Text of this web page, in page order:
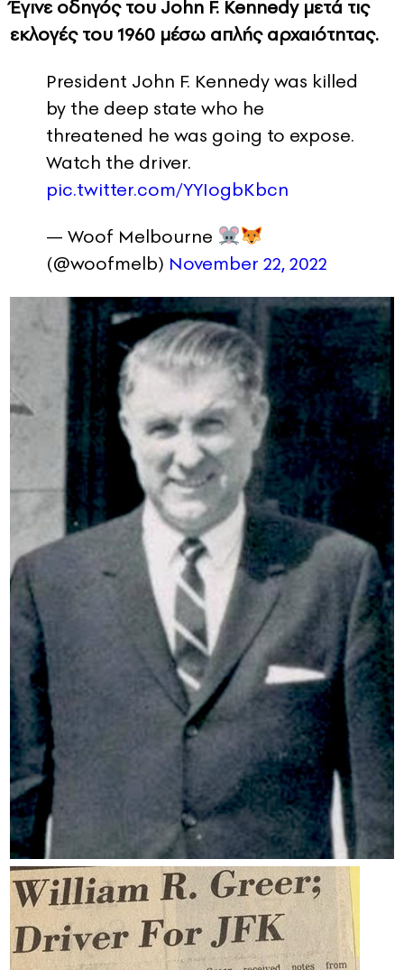
Έγινε οδηγός του John F. Kennedy μετά τις
εκλογές του 1960 μέσω απλής αρχαιότητας.
President John F. Kennedy was killed
by the deep state who he
threatened he was going to expose.
Watch the driver.
pic.twitter.com/YYIogbKbcn
— Woof Melbourne
(@woofmelb) November 22, 2022